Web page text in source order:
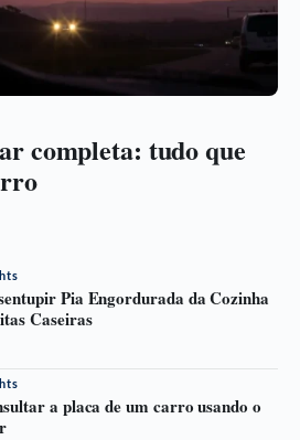
completa: tudo que
Pia Engordurada da Cozinha
Caseiras
a placa de um carro usando o